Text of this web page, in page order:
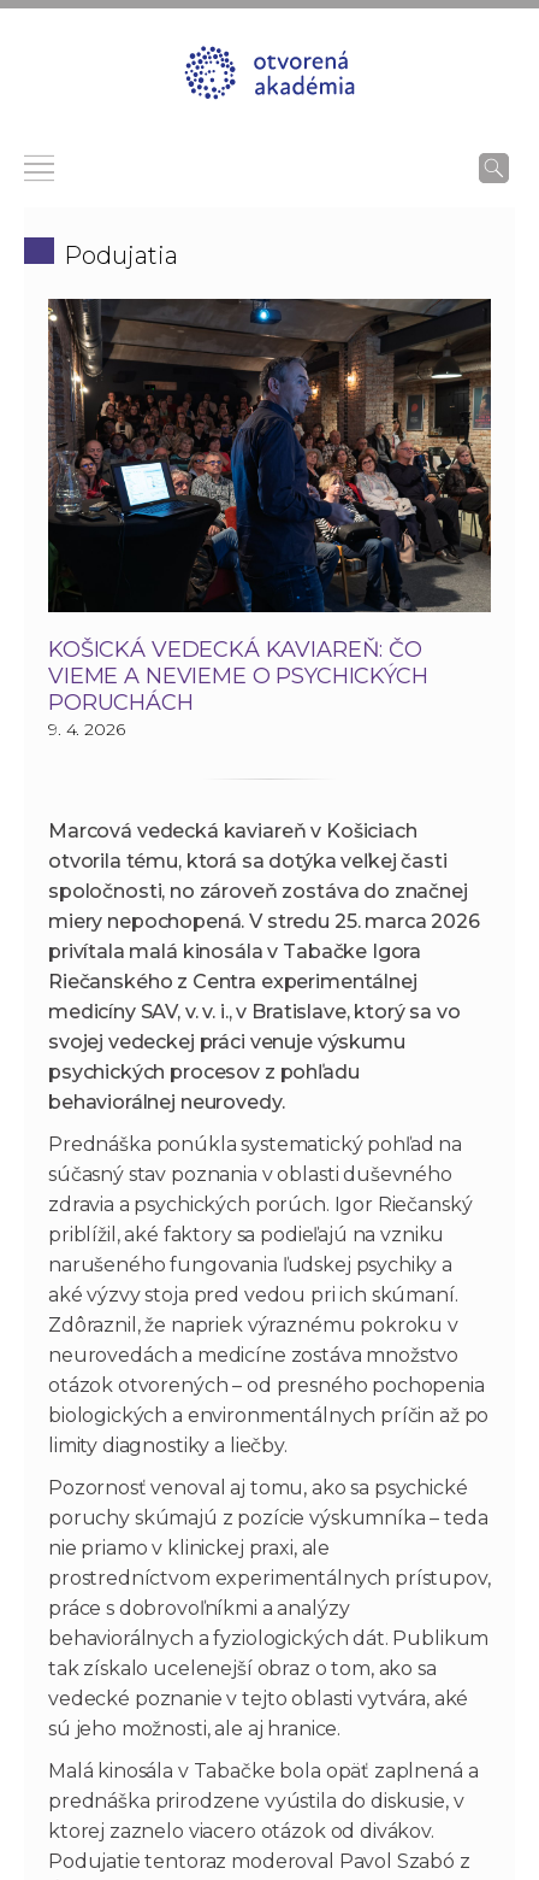
Podujatia
KOŠICKÁ VEDECKÁ KAVIAREŇ: ČO
VIEME A NEVIEME O PSYCHICKÝCH
PORUCHÁCH
9. 4. 2026
Marcová vedecká kaviareň v Košiciach
otvorila tému, ktorá sa dotýka veľkej časti
spoločnosti, no zároveň zostáva do značnej
miery nepochopená. V stredu 25. marca 2026
privítala malá kinosála v Tabačke Igora
Riečanského z Centra experimentálnej
medicíny SAV, v. v. i., v Bratislave, ktorý sa vo
svojej vedeckej práci venuje výskumu
psychických procesov z pohľadu
behaviorálnej neurovedy.
Prednáška ponúkla systematický pohľad na
súčasný stav poznania v oblasti duševného
zdravia a psychických porúch. Igor Riečanský
priblížil, aké faktory sa podieľajú na vzniku
narušeného fungovania ľudskej psychiky a
aké výzvy stoja pred vedou pri ich skúmaní.
Zdôraznil, že napriek výraznému pokroku v
neurovedách a medicíne zostáva množstvo
otázok otvorených – od presného pochopenia
biologických a environmentálnych príčin až po
limity diagnostiky a liečby.
Pozornosť venoval aj tomu, ako sa psychické
poruchy skúmajú z pozície výskumníka – teda
nie priamo v klinickej praxi, ale
prostredníctvom experimentálnych prístupov,
práce s dobrovoľníkmi a analýzy
behaviorálnych a fyziologických dát. Publikum
tak získalo ucelenejší obraz o tom, ako sa
vedecké poznanie v tejto oblasti vytvára, aké
sú jeho možnosti, ale aj hranice.
Malá kinosála v Tabačke bola opäť zaplnená a
prednáška prirodzene vyústila do diskusie, v
ktorej zaznelo viacero otázok od divákov.
Podujatie tentoraz moderoval Pavol Szabó z